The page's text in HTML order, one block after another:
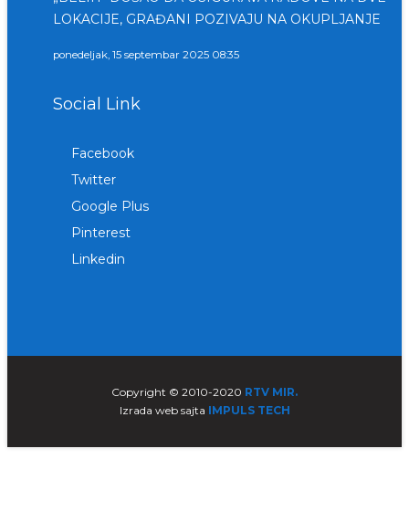
LOKACIJE, GRAĐANI POZIVAJU NA OKUPLJANJE
ponedeljak, 15 septembar 2025 08:35
Social Link
Facebook
Twitter
Google Plus
Pinterest
Linkedin
Copyright © 2010-2020 RTV MIR.
Izrada web sajta IMPULS TECH